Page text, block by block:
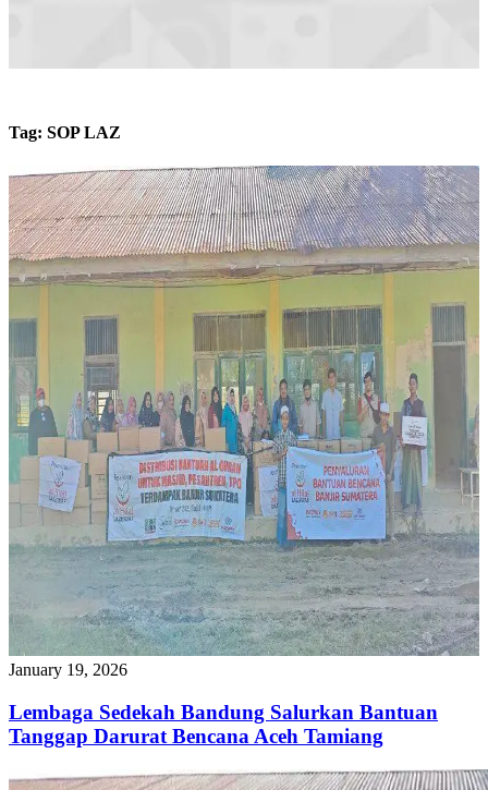
Tag: SOP LAZ
January 19, 2026
Lembaga Sedekah Bandung Salurkan Bantuan
Tanggap Darurat Bencana Aceh Tamiang